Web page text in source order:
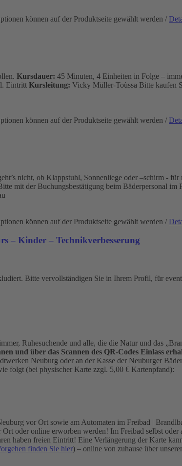
können auf der Produktseite gewählt werden /
Kursdauer: 45 Minuten, 4 Einheiten in Folge –
Eintritt Kursleitung: Vicky Müller-Toùssa Bitte kaufen
können auf der Produktseite gewählt werden /
nicht, ob Klappstuhl, Sonnenliege oder –schirm -
mit der Buchungsbestätigung beim Bäderpersonal
können auf der Produktseite gewählt werden /
– Kinder – Technikverbesserung
Bitte vervollständigen Sie in Ihrem Profil, für
Ruhesuchende und alle, die die Natur und das
und über das Scannen des QR-Codes Einlass
Neuburg oder an der Kasse der Neuburger
folgt (bei physischer Karte zzgl. 5,00 € Kartenpfand):
vor Ort sowie am Automaten im Freibad |
oder online erworben werden! Im Freibad selbst
haben freien Eintritt! Eine Verlängerung der Karte
finden Sie hier) – online von zuhause über